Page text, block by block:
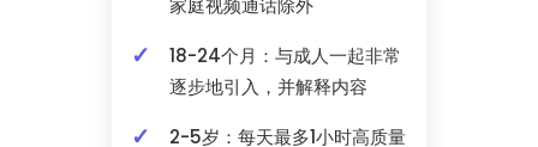
家庭视频通话除外
18-24个月：与成人一起非常
逐步地引入，并解释内容
2-5岁：每天最多1小时高质量